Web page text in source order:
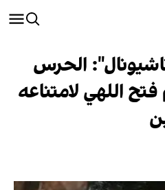
الحرس
اللهي لامتناعه